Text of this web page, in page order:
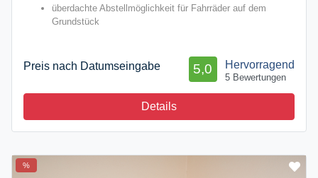
überdachte Abstellmöglichkeit für Fahrräder auf dem
Grundstück
Preis nach Datumseingabe Hervorragend
5,0
5 Bewertungen
Details
%